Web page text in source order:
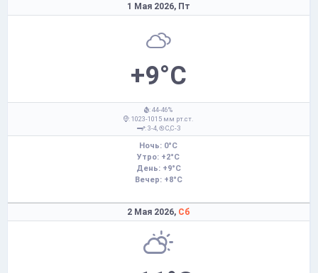
1 Мая 2026, Пт
+9°C
: 44-46%
: 1023-1015 мм рт.ст.
: 3-4,
С,С-З
Ночь: 0°C
Утро: +2°C
День: +9°C
Вечер: +8°C
2 Мая 2026, Сб